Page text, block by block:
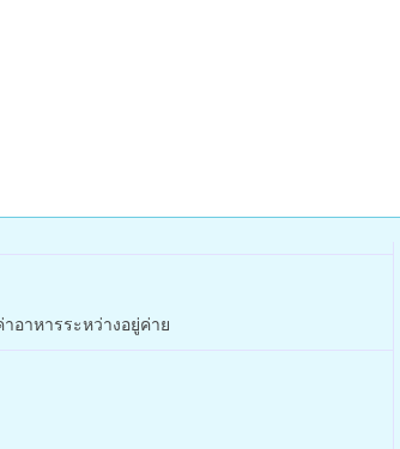
อาหารระหว่างอยู่ค่าย